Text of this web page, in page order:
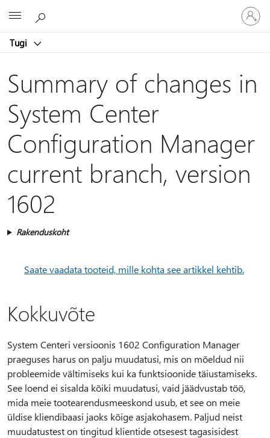
Tugi
Logige
sisse
oma
Summary of changes in
System Center
Configuration Manager
current branch, version
1602
Rakenduskoht
Saate vaadata tooteid, mille kohta see artikkel kehtib.
Kokkuvõte
System Centeri versioonis 1602 Configuration Manager
praeguses harus on palju muudatusi, mis on mõeldud nii
probleemide vältimiseks kui ka funktsioonide täiustamiseks.
See loend ei sisalda kõiki muudatusi, vaid jäädvustab töö,
mida meie tootearendusmeeskond usub, et see on meie
üldise kliendibaasi jaoks kõige asjakohasem. Paljud neist
muudatustest on tingitud klientide otsesest tagasisidest